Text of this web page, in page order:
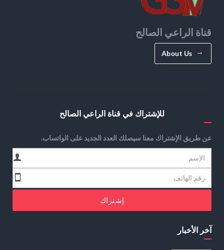
قناة الراعي الصالح
About Us
للإشتراك في قناة الراعي الصالح
عن طريق الإشتراك معنا سيصلك العدد الجديد على الواتساب.
إشتراك
آخر الأخبار